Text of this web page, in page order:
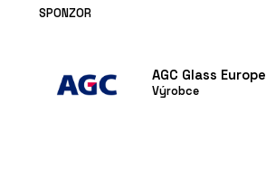
SPONZOR
AGC Glass Europe
Výrobce